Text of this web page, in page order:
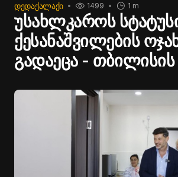
ᲓᲔᲓᲐᲥᲐᲚᲐᲥᲘ 1 m
1499
უსახლკაროს
ქესანაშვილების
გადაეცა - თბილისის